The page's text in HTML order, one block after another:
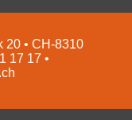
20 • CH-8310
17 17 •